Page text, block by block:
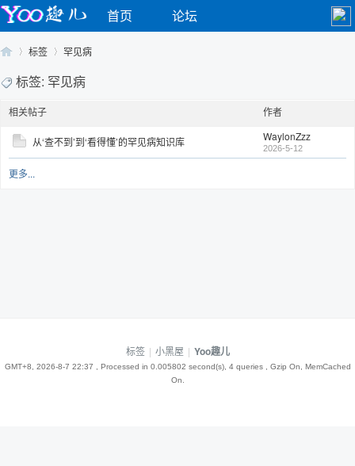
首页 论坛
Yo›
标签 罕见病
标签: 罕见病
相关帖子 作者
从‘查不到’到‘看得懂’的罕见病知识库 WaylonZzz
2026-5-12
更多...
标签 | 小黑屋 | Yoo趣儿
GMT+8, 2026-8-7 22:37 , Processed in 0.005802 second(s), 4 queries , Gzip On, MemCached
On.